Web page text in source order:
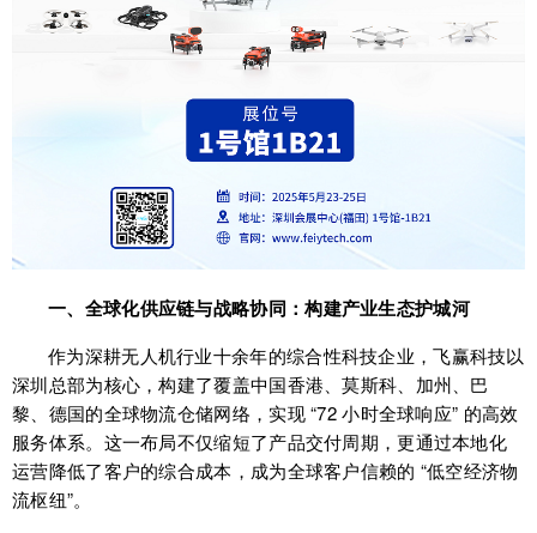
一、全球化供应链与战略协同：构建产业生态护城河
作为深耕无人机行业十余年的综合性科技企业，飞赢科技以
深圳总部为核心，构建了覆盖中国香港、莫斯科、加州、巴
黎、德国的全球物流仓储网络，实现 “72 小时全球响应” 的高效
服务体系。这一布局不仅缩短了产品交付周期，更通过本地化
运营降低了客户的综合成本，成为全球客户信赖的 “低空经济物
流枢纽”。